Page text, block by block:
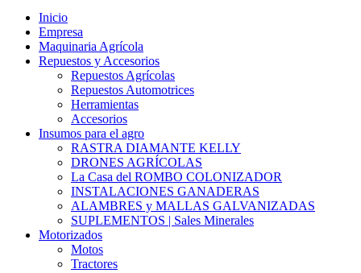
Inicio
Empresa
Maquinaria Agrícola
Repuestos y Accesorios
Repuestos Agrícolas
Repuestos Automotrices
Herramientas
Accesorios
Insumos para el agro
RASTRA DIAMANTE KELLY
DRONES AGRÍCOLAS
La Casa del ROMBO COLONIZADOR
INSTALACIONES GANADERAS
ALAMBRES y MALLAS GALVANIZADAS
SUPLEMENTOS | Sales Minerales
Motorizados
Motos
Tractores